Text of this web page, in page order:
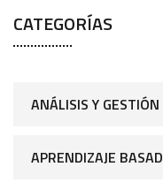
CATEGORÍAS
ANÁLISIS Y
APRENDIZAJE